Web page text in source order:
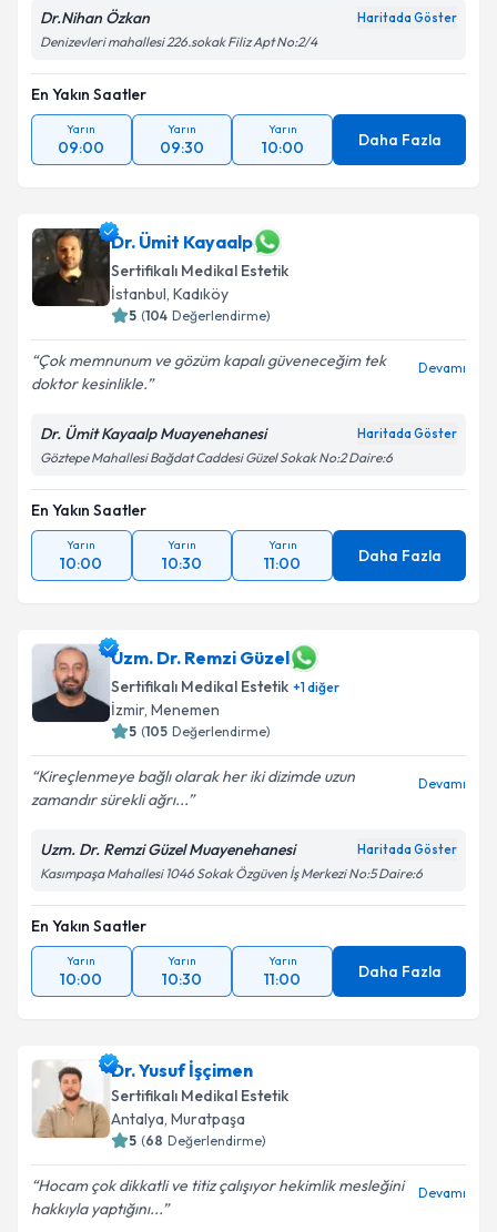
Dr.Nihan Özkan Haritada Göster
Denizevleri mahallesi 226.sokak Filiz Apt No:2/4
En Yakın Saatler
Yarın
09:00
Yarın
09:30
Yarın
10:00 Daha Fazla
Dr. Ümit Kayaalp
Sertifikalı Medikal Estetik
İstanbul, Kadıköy
5 (104 Değerlendirme)
Çok memnunum ve gözüm kapalı güveneceğim tek
doktor kesinlikle.
Devamı
Dr. Ümit Kayaalp Muayenehanesi Haritada Göster
Göztepe Mahallesi Bağdat Caddesi Güzel Sokak No:2 Daire:6
En Yakın Saatler
Yarın
10:00
Yarın
10:30
Yarın
11:00 Daha Fazla
Uzm. Dr. Remzi Güzel
Sertifikalı Medikal Estetik +1diğer
İzmir, Menemen
5 (105 Değerlendirme)
Kireçlenmeye bağlı olarak her iki dizimde uzun
zamandır sürekli ağrı...
Devamı
Uzm. Dr. Remzi Güzel Muayenehanesi Haritada Göster
Kasımpaşa Mahallesi 1046 Sokak Özgüven İş Merkezi No:5 Daire:6
En Yakın Saatler
Yarın
10:00
Yarın
10:30
Yarın
11:00 Daha Fazla
Dr. Yusuf İşçimen
Sertifikalı Medikal Estetik
Antalya, Muratpaşa
5 (68 Değerlendirme)
Hocam çok dikkatli ve titiz çalışıyor hekimlik mesleğini
hakkıyla yaptığını...
Devamı